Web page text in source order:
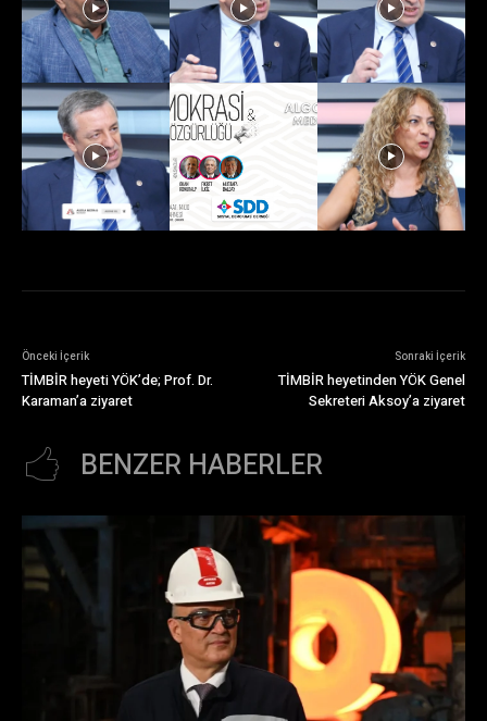
Önceki İçerik
TİMBİR heyeti YÖK’de; Prof. Dr.
Karaman’a ziyaret
Sonraki İçerik
TİMBİR heyetinden YÖK Genel
Sekreteri Aksoy’a ziyaret
BENZER HABERLER